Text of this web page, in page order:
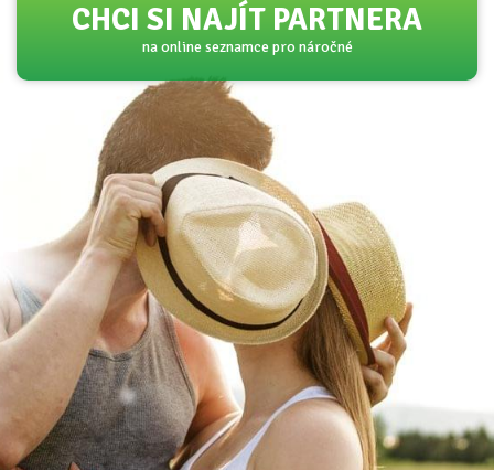
CHCI SI NAJÍT PARTNERA
na online seznamce pro náročné